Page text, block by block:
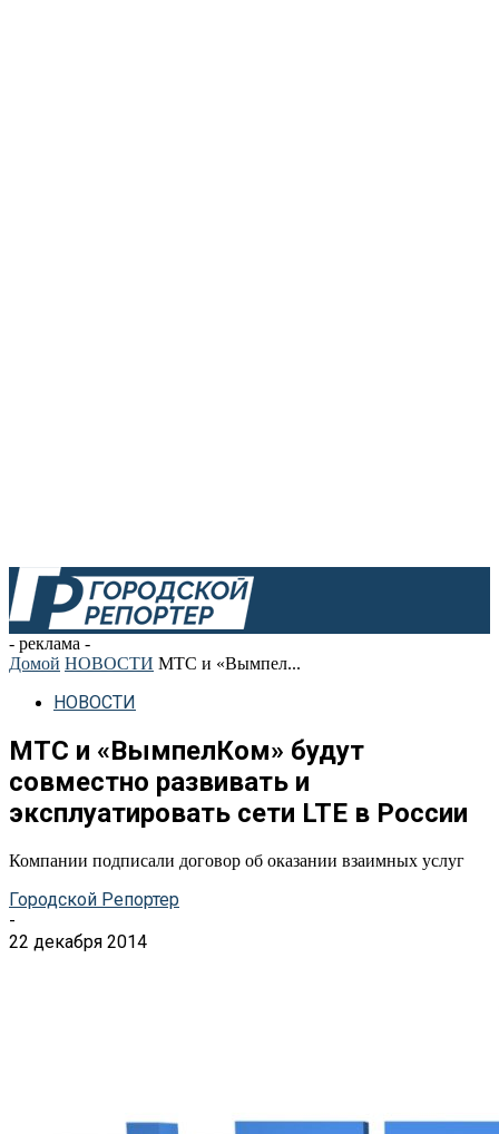
- реклама -
Домой НОВОСТИ МТС и «Вымпел...
НОВОСТИ
МТС и «ВымпелКом» будут
совместно развивать и
эксплуатировать сети LTE в России
Компании подписали договор об оказании взаимных услуг
Городской Репортер
-
22 декабря 2014